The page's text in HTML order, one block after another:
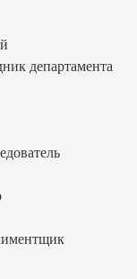
департамента